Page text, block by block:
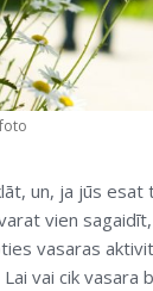
un, ja jūs esat
vien
vasaras
vai cik vasara